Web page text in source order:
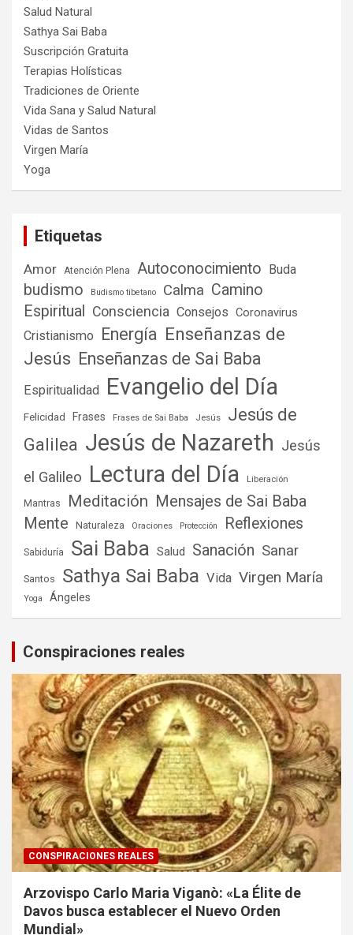
Salud Natural
Sathya Sai Baba
Suscripción Gratuita
Terapias Holísticas
Tradiciones de Oriente
Vida Sana y Salud Natural
Vidas de Santos
Virgen María
Yoga
Etiquetas
Amor Atención Plena Autoconocimiento Buda
budismo Budismo tibetano Calma Camino
Espiritual
Consciencia Consejos Coronavirus
Cristianismo Energía Enseñanzas de
Jesús Enseñanzas de Sai Baba
Espiritualidad Evangelio del Día
Felicidad Frases Frases de Sai Baba Jesús
Jesús de
Galilea Jesús de Nazareth Jesús
el Galileo Lectura del Día Liberación
Mantras Meditación Mensajes de Sai Baba
Mente
Naturaleza Oraciones Protección Reflexiones
Sabiduría Sai Baba Salud Sanación Sanar
Santos Sathya Sai Baba Vida Virgen María
Yoga Ángeles
Conspiraciones reales
CONSPIRACIONES REALES
Arzovispo Carlo Maria Viganò: «La Élite de
Davos busca establecer el Nuevo Orden
Mundial»